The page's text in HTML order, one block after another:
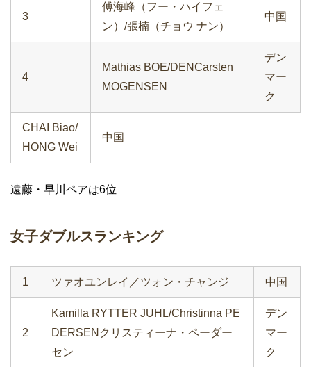
3
傅海峰（フー・ハイフェ
ン）/張楠（チョウ ナン）
中国
4
Mathias BOE/DENCarsten
MOGENSEN
デン
マー
ク
CHAI Biao/
HONG Wei
中国
遠藤・早川ペアは6位
女子ダブルスランキング
1 ツァオユンレイ／ツォン・チャンジ 中国
2
Kamilla RYTTER JUHL/Christinna PE
DERSENクリスティーナ・ペーダー
セン
デン
マー
ク